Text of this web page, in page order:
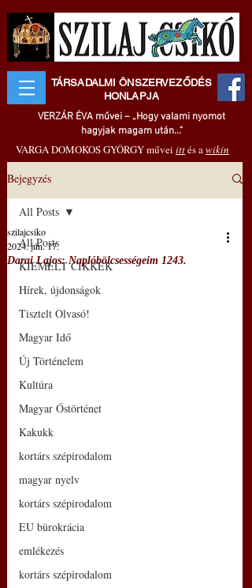
TÁRSADALMI ÖNSZERVEZŐDÉS
HONLAPJA
VERZÁR ÉVA művei – „Hogy valami nyomot
hagyjak magam után..."
VARGA DOMOKOS GYÖRGY művei ittés awikin
Bejegyzés
All Posts
KIEMELT CIKKEK
Hírek, újdonságok
Tisztelt Olvasó!
Magyar Idő
Új Történelem
Kultúra
Magyar Őstörténet
Kakukk
kortárs szépirodalom
magyar nyelv
kortárs szépirodalom
EU bürokrácia
emlékezés
kortárs szépirodalom
All Posts
Darai Lajos: Naplóbölcsességeim 1243.
szilajcsiko
2024. jún. 17.